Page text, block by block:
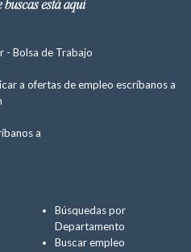
- Bolsa de Trabajo
a ofertas de empleo escríbanos a
a
Búsquedas por
Departamento
Buscar empleo